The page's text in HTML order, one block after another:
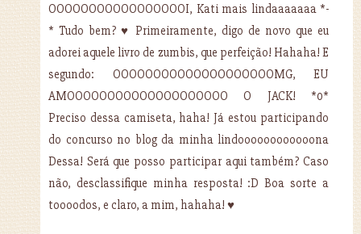
OOOOOOOOOOOOOOOOOI, Kati mais lindaaaaaaa *-
* Tudo bem? ♥ Primeiramente, digo de novo que eu
adorei aquele livro de zumbis, que perfeição! Hahaha! E
segundo: OOOOOOOOOOOOOOOOOOOOMG, EU
AMOOOOOOOOOOOOOOOOOOOO O JACK! *0*
Preciso dessa camiseta, haha! Já estou participando
do concurso no blog da minha lindoooooooooooona
Dessa! Será que posso participar aqui também? Caso
não, desclassifique minha resposta! :D Boa sorte a
toooodos, e claro, a mim, hahaha! ♥